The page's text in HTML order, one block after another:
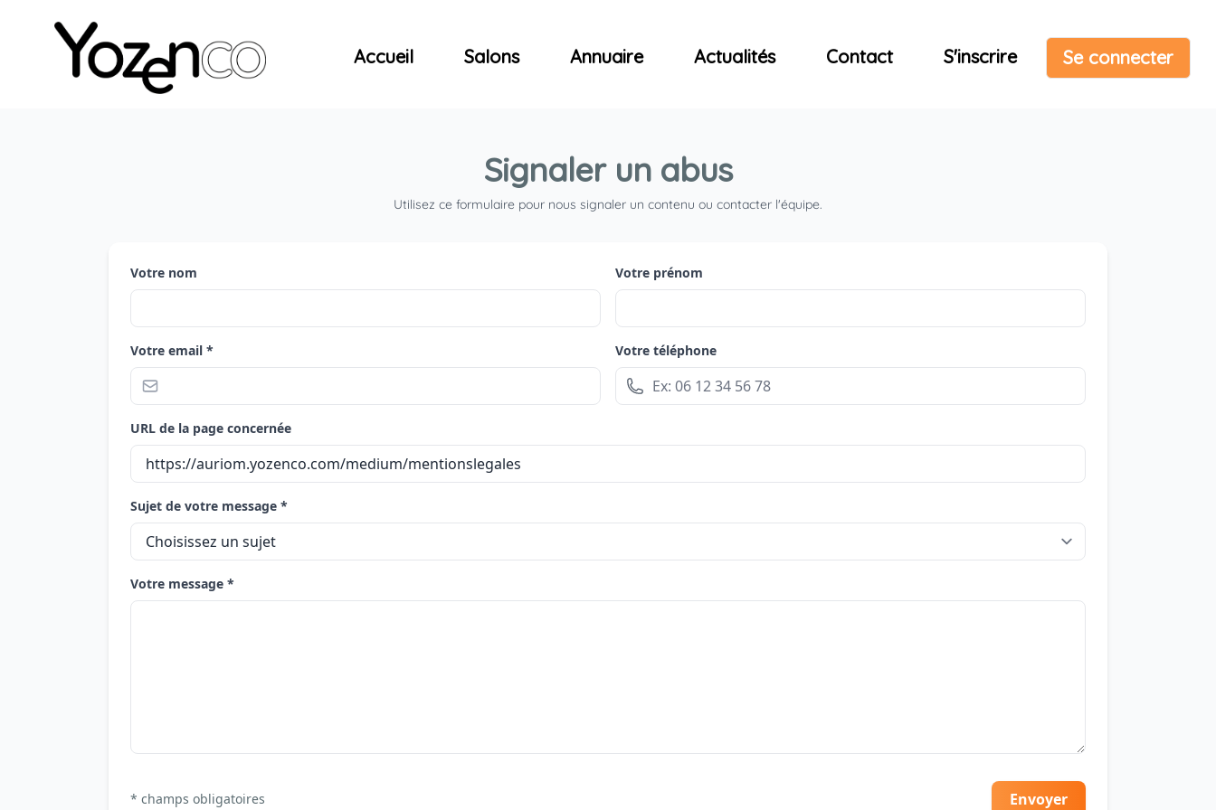
Yozenco - Organisateur de Salons, Evénements et Concerts
Accueil Salons Annuaire Actualités Contact S'inscrire Se connecter
Signaler un abus
Utilisez ce formulaire pour nous signaler un contenu ou contacter l'équipe.
Votre nom Votre prénom
Votre email * Votre téléphone
URL de la page concernée
Sujet de votre message *
Votre message *
* champs obligatoires Envoyer